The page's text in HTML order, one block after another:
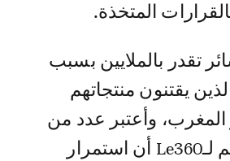
المتخذة.
تقدر بالملايين بسبب
يقتنون منتجاتهم
المغرب، وأعتبر عدد من
التجار في حديثهم لـLe360 أن استمرار